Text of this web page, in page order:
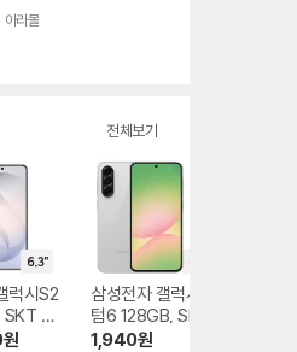
아라몰
전체보기
럭시S2
기
원
삼성전자 갤럭시 퀀
텀6 128GB, SKT
기기변경 완납
1,940원